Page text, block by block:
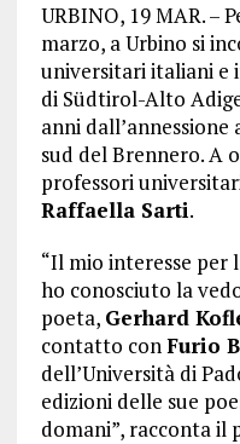
URBINO, 19 MAR. –
marzo, a Urbino si
universitari italiani e
di Südtirol-Alto
anni
sud del Brennero. A
professori
Raffaella Sarti.
“Il mio interesse per
ho conosciuto la
poeta, Gerhard
contatto conFurio
dell’Università di
edizioni delle sue
domani”, racconta il